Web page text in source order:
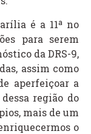
é a 11ª no
para serem
da DRS-9,
assim como
aperfeiçoar a
região do
mais de um
o